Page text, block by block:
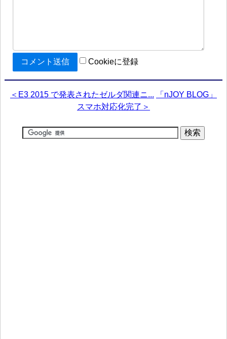
Cookieに登録
＜E3 2015 で発表されたゼルダ関連ニ...
「nJOY BLOG」
スマホ対応化完了＞